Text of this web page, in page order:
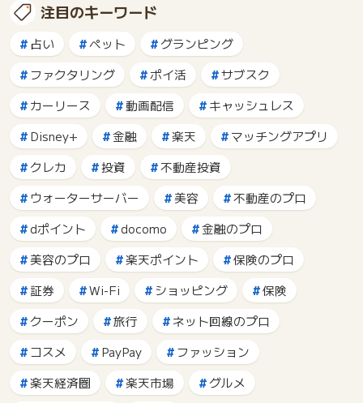
注目のキーワード
占い ペット
グランピング
ファクタリング
ポイ活
サブスク
カーリース
動画配信
キャッシュレス
Disney+
金融 楽天
マッチングアプリ
クレカ
投資
不動産投資
ウォーターサーバー
美容
不動産のプロ
dポイント
docomo
金融のプロ
美容のプロ
楽天ポイント
保険のプロ
証券
Wi-Fi ショッピング
保険
クーポン
旅行
ネット回線のプロ
コスメ
PayPay
ファッション
楽天経済圏
楽天市場
グルメ